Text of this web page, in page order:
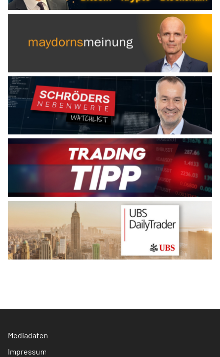
Mediadaten
Impressum